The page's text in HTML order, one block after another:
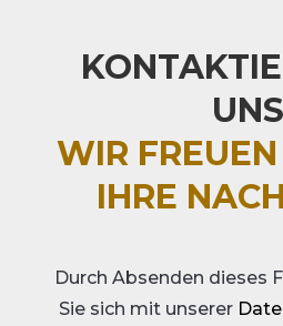
UNS
WIR
IHRE
Durch Absenden dieses
Sie sich mit unserer